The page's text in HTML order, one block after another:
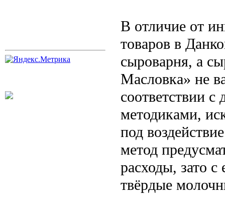
В отличие от
товаров в
сыроварня, а
Масловка» не
соответствии
методиками,
под
метод
расходы, зато
твёрдые